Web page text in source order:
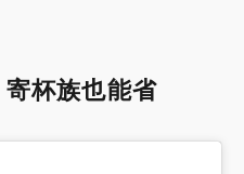
杯族也能省